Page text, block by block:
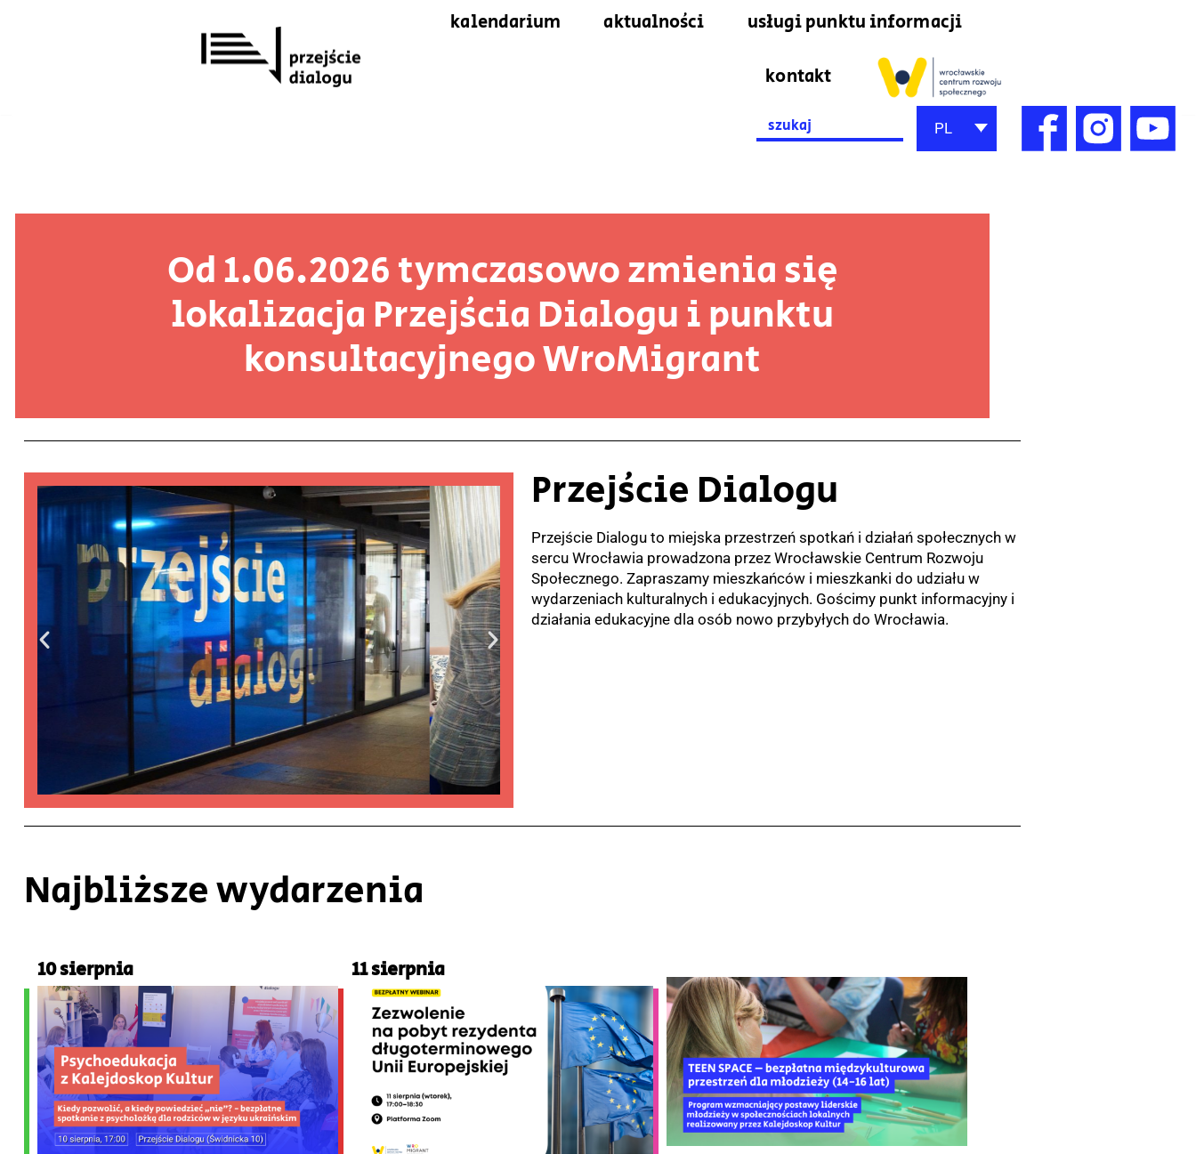
kalendarium aktualności usługi punktu informacji
kontakt
Search
for:
PL
Od 1.06.2026 tymczasowo zmienia się
lokalizacja Przejścia Dialogu i punktu
konsultacyjnego WroMigrant
Przejście Dialogu
Przejście Dialogu to miejska przestrzeń spotkań i działań społecznych w
sercu Wrocławia prowadzona przez Wrocławskie Centrum Rozwoju
Społecznego. Zapraszamy mieszkańców i mieszkanki do udziału w
wydarzeniach kulturalnych i edukacyjnych. Gościmy punkt informacyjny i
działania edukacyjne dla osób nowo przybyłych do Wrocławia.
Najbliższe wydarzenia
10 sierpnia 11 sierpnia